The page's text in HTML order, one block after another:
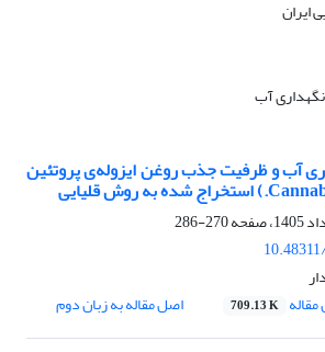
آب
آب و ظرفیت جذب روغن ایزوله‌ی پروتئین
270-286
709.13 K اصل مقاله به زبان دوم